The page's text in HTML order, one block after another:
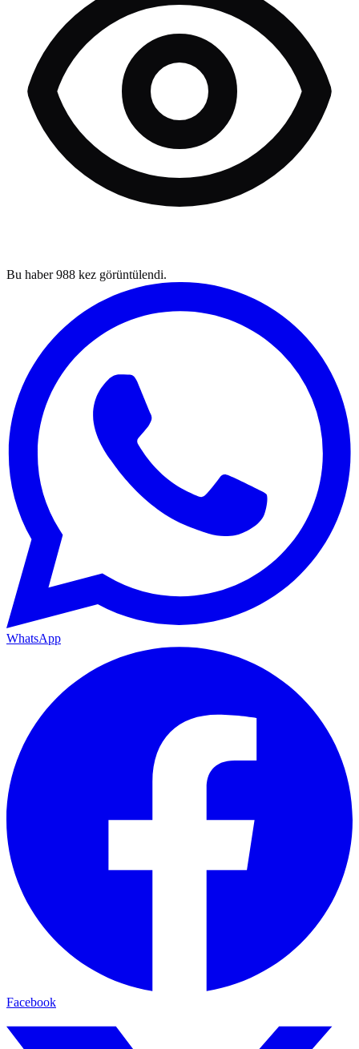
Bu haber988 kez görüntülendi.
WhatsApp
Facebook